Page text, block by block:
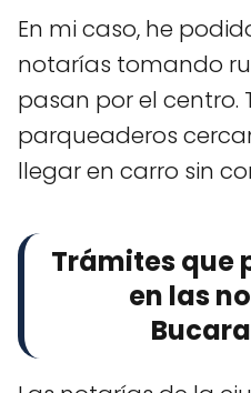
En mi caso, he
notarías tomando
pasan por el centro.
parqueaderos
llegar en carro sin
Trámites que
en las